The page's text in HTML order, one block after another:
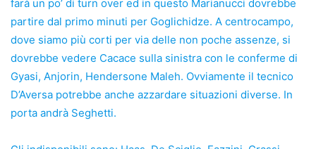
farà un po’ di turn over ed in questo Marianucci dovrebbe
partire dal primo minuti per Goglichidze. A centrocampo,
dove siamo più corti per via delle non poche assenze, si
dovrebbe vedere Cacace sulla sinistra con le conferme di
Gyasi, Anjorin, Hendersone Maleh. Ovviamente il tecnico
D’Aversa potrebbe anche azzardare situazioni diverse. In
porta andrà Seghetti.